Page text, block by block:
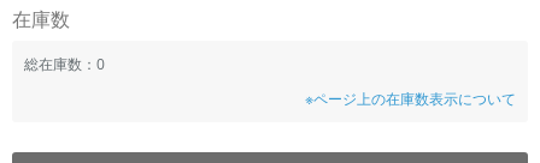
在庫数
総在庫数：0
※ページ上の在庫数表示について